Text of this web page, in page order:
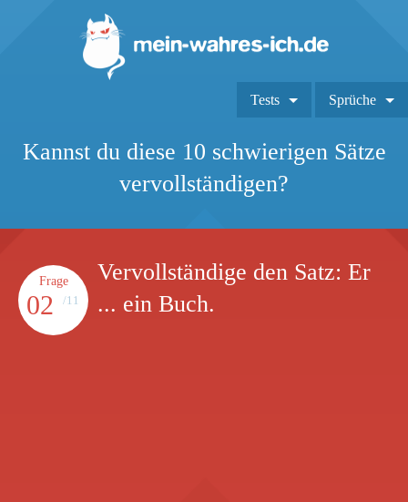
Tests Sprüche
Kannst du diese 10 schwierigen Sätze
vervollständigen?
Frage
02 /11
Vervollständige den Satz: Er
... ein Buch.